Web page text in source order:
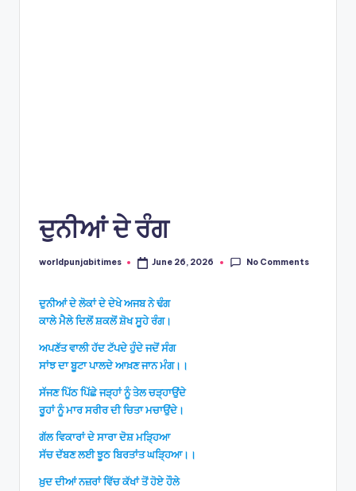
ਦੁਨੀਆਂ ਦੇ ਰੰਗ
Posted
worldpunjabitimes June 26, 2026 No Comments
ਦੁਨੀਆਂ ਦੇ ਲੋਕਾਂ ਦੇ ਦੇਖੇ ਅਜਬ ਨੇ ਢੰਗ
ਕਾਲੇ ਮੈਲੇ ਦਿਲੋਂ ਸ਼ਕਲੋਂ ਸ਼ੋਖ ਸੂਹੇ ਰੰਗ।
ਅਪਣੱਤ ਵਾਲੀ ਹੱਦ ਟੱਪਦੇ ਹੁੰਦੇ ਜਦੋਂ ਸੰਗ
ਸਾਂਝ ਦਾ ਬੂਟਾ ਪਾਲਦੇ ਆਖ਼ਣ ਜਾਨ ਮੰਗ।।
ਸੱਜਣ ਪਿੱਠ ਪਿੱਛੇ ਜੜ੍ਹਾਂ ਨੂੰ ਤੇਲ ਚੜ੍ਹਾਉਂਦੇ
ਰੂਹਾਂ ਨੂੰ ਮਾਰ ਸਰੀਰ ਦੀ ਚਿਤਾ ਮਚਾਉਂਦੇ।
ਗੱਲ ਵਿਕਾਰਾਂ ਦੇ ਸਾਰਾ ਦੋਸ਼ ਮੜ੍ਹਿਆ
ਸੱਚ ਦੱਬਣ ਲਈ ਝੂਠ ਬਿਰਤਾਂਤ ਘੜ੍ਹਿਆ।।
ਖ਼ੁਦ ਦੀਆਂ ਨਜ਼ਰਾਂ ਵਿੱਚ ਕੱਖਾਂ ਤੋਂ ਹੋਏ ਹੌਲੇ